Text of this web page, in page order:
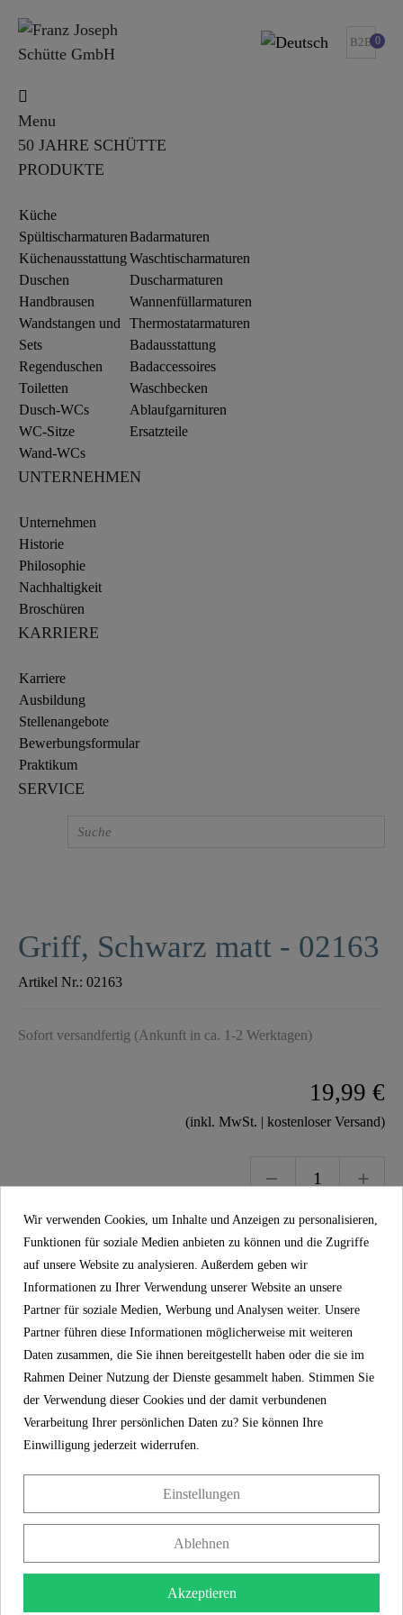
B2B 0
Menu
50 JAHRE SCHÜTTE
PRODUKTE
Küche
Spültischarmaturen
Küchenausstattung
Duschen
Handbrausen
Wandstangen und
Sets
Regenduschen
Toiletten
Dusch-WCs
WC-Sitze
Wand-WCs
Badarmaturen
Waschtischarmaturen
Duscharmaturen
Wannenfüllarmaturen
Thermostatarmaturen
Badausstattung
Badaccessoires
Waschbecken
Ablaufgarnituren
Ersatzteile
UNTERNEHMEN
Unternehmen
Historie
Philosophie
Nachhaltigkeit
Broschüren
KARRIERE
Karriere
Ausbildung
Stellenangebote
Bewerbungsformular
Praktikum
SERVICE
Griff, Schwarz matt - 02163
Artikel Nr.: 02163
Sofort versandfertig (Ankunft in ca. 1-2 Werktagen)
19,99 €
(inkl. MwSt. | kostenloser Versand)
Warenkorb
Kostenloser Versand und Rückversand
BESCHREIBUNG
WEITERE INFOS
Wir verwenden Cookies, um Inhalte und Anzeigen zu personalisieren,
Funktionen für soziale Medien anbieten zu können und die Zugriffe
auf unsere Website zu analysieren. Außerdem geben wir
Informationen zu Ihrer Verwendung unserer Website an unsere
Partner für soziale Medien, Werbung und Analysen weiter. Unsere
Partner führen diese Informationen möglicherweise mit weiteren
Daten zusammen, die Sie ihnen bereitgestellt haben oder die sie im
Rahmen Deiner Nutzung der Dienste gesammelt haben. Stimmen Sie
der Verwendung dieser Cookies und der damit verbundenen
Verarbeitung Ihrer persönlichen Daten zu? Sie können Ihre
Einwilligung jederzeit widerrufen.
Einstellungen
Ablehnen
Akzeptieren